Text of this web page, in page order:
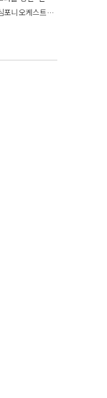
COVER STORY 지휘자·국립심포니오케스트라 제8대 음악감독 로베르토 아바도